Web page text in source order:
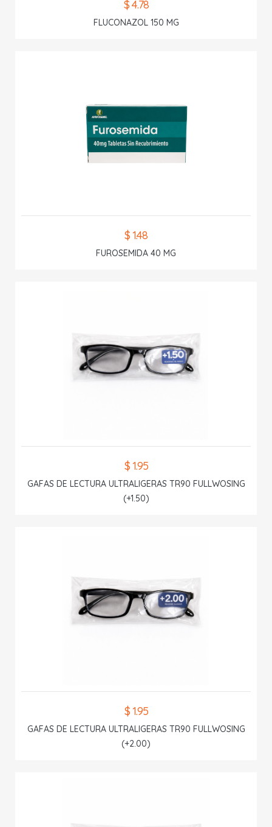
$ 4.78
FLUCONAZOL 150 MG
$ 1.48
FUROSEMIDA 40 MG
$ 1.95
GAFAS DE LECTURA ULTRALIGERAS TR90 FULLWOSING
(+1.50)
$ 1.95
GAFAS DE LECTURA ULTRALIGERAS TR90 FULLWOSING
(+2.00)